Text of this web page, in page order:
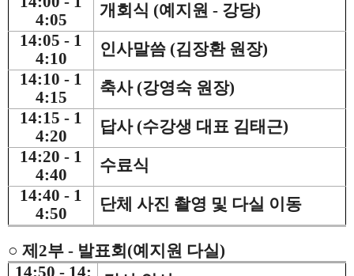
4:05
개회식 (예지원 - 강당)
14:05 - 1
4:10
인사말씀 (김장환 원장)
14:10 - 1
4:15
축사 (강영숙 원장)
14:15 - 1
4:20
답사 (수강생 대표 김태근)
14:20 - 1
4:40
수료식
14:40 - 1
4:50
단체 사진 촬영 및 다실 이동
○ 제2부 - 발표회(예지원 다실)